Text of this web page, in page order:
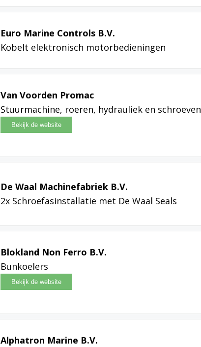
Euro Marine Controls B.V.
Kobelt elektronisch motorbedieningen
Van Voorden Promac
Stuurmachine, roeren, hydrauliek en schroeven
De Waal Machinefabriek B.V.
2x Schroefasinstallatie met De Waal Seals
Blokland Non Ferro B.V.
Bunkoelers
Alphatron Marine B.V.